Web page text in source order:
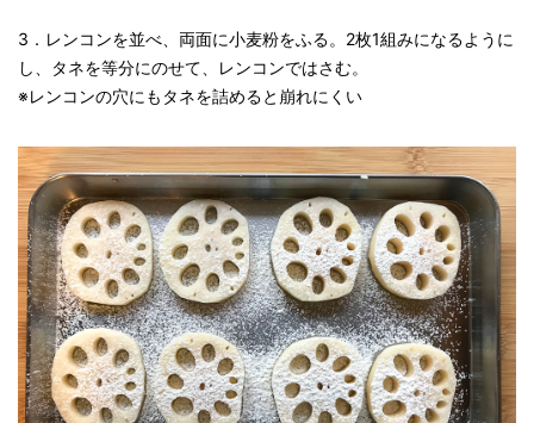
3．レンコンを並べ、両面に小麦粉をふる。2枚1組みになるように
し、タネを等分にのせて、レンコンではさむ。
※レンコンの穴にもタネを詰めると崩れにくい